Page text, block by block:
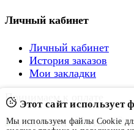
Личный кабинет
Личный кабинет
История заказов
Мои закладки
Принимаем к оплате
Этот сайт использует
Мы используем файлы Cookie